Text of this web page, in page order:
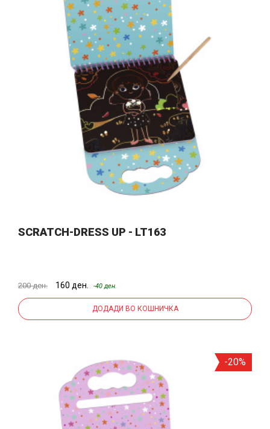
SCRATCH-DRESS UP - LT163
200 ден. 160 ден. -40 ден.
ДОДАДИ ВО КОШНИЧКА
-20%